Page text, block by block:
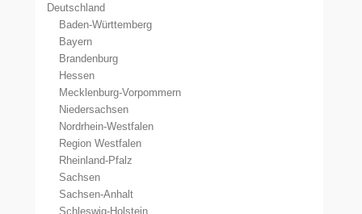
Deutschland
Baden-Württemberg
Bayern
Brandenburg
Hessen
Mecklenburg-Vorpommern
Niedersachsen
Nordrhein-Westfalen
Region Westfalen
Rheinland-Pfalz
Sachsen
Sachsen-Anhalt
Schleswig-Holstein